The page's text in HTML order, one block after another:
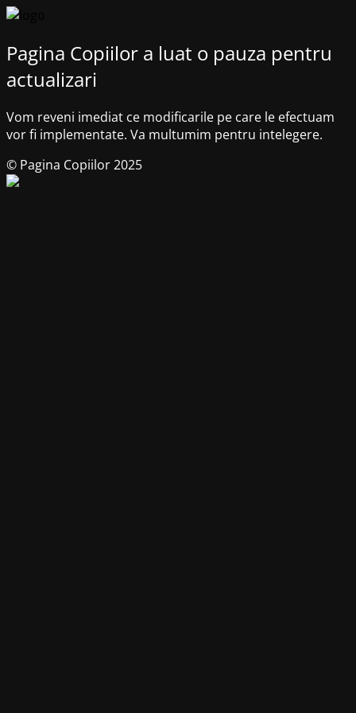
Pagina Copiilor a luat o pauza pentru
actualizari
Vom reveni imediat ce modificarile pe care le efectuam
vor fi implementate. Va multumim pentru intelegere.
© Pagina Copiilor 2025